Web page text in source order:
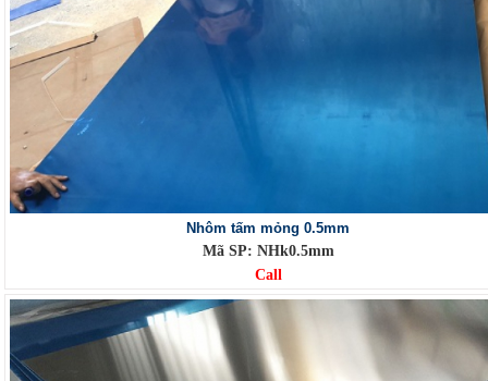
Nhôm tấm mỏng 0.5mm
Mã SP: NHk0.5mm
Call